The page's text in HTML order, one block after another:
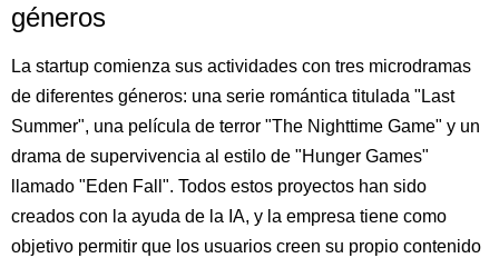
géneros
La startup comienza sus actividades con tres microdramas
de diferentes géneros: una serie romántica titulada "Last
Summer", una película de terror "The Nighttime Game" y un
drama de supervivencia al estilo de "Hunger Games"
llamado "Eden Fall". Todos estos proyectos han sido
creados con la ayuda de la IA, y la empresa tiene como
objetivo permitir que los usuarios creen su propio contenido